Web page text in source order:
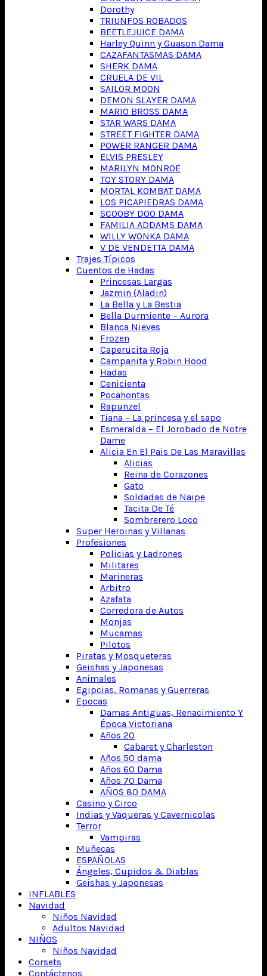
Dorothy
TRIUNFOS ROBADOS
BEETLEJUICE DAMA
Harley Quinn y Guason Dama
CAZAFANTASMAS DAMA
SHERK DAMA
CRUELA DE VIL
SAILOR MOON
DEMON SLAYER DAMA
MARIO BROSS DAMA
STAR WARS DAMA
STREET FIGHTER DAMA
POWER RANGER DAMA
ELVIS PRESLEY
MARILYN MONROE
TOY STORY DAMA
MORTAL KOMBAT DAMA
LOS PICAPIEDRAS DAMA
SCOOBY DOO DAMA
FAMILIA ADDAMS DAMA
WILLY WONKA DAMA
V DE VENDETTA DAMA
Trajes Típicos
Cuentos de Hadas
Princesas Largas
Jazmin (Aladin)
La Bella y La Bestia
Bella Durmiente – Aurora
Blanca Nieves
Frozen
Caperucita Roja
Campanita y Robin Hood
Hadas
Cenicienta
Pocahontas
Rapunzel
Tiana – La princesa y el sapo
Esmeralda – El Jorobado de Notre
Dame
Alicia En El Pais De Las Maravillas
Alicias
Reina de Corazones
Gato
Soldadas de Naipe
Tacita De Té
Sombrerero Loco
Super Heroinas y Villanas
Profesiones
Policias y Ladrones
Militares
Marineras
Arbitro
Azafata
Corredora de Autos
Monjas
Mucamas
Pilotos
Piratas y Mosqueteras
Geishas y Japonesas
Animales
Egipcias, Romanas y Guerreras
Epocas
Damas Antiguas, Renacimiento Y
Época Victoriana
Años 20
Cabaret y Charleston
Años 50 dama
Años 60 Dama
Años 70 Dama
AÑOS 80 DAMA
Casino y Circo
Indias y Vaqueras y Cavernicolas
Terror
Vampiras
Muñecas
ESPAÑOLAS
Ángeles, Cupidos & Diablas
Geishas y Japonesas
INFLABLES
Navidad
Niños Navidad
Adultos Navidad
NIÑOS
Niños Navidad
Corsets
Contáctenos